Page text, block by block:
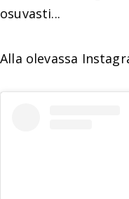
osuvasti...
Alla olevassa